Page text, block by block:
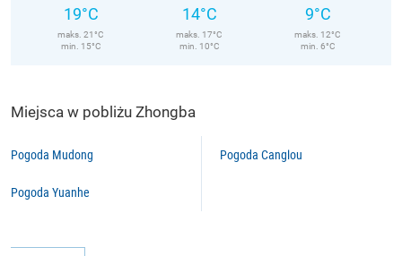
19°C
maks. 21°C
min. 15°C
14°C
maks. 17°C
min. 10°C
9°C
maks. 12°C
min. 6°C
Miejsca w pobliżu Zhongba
Pogoda Mudong
Pogoda Yuanhe
Pogoda Canglou